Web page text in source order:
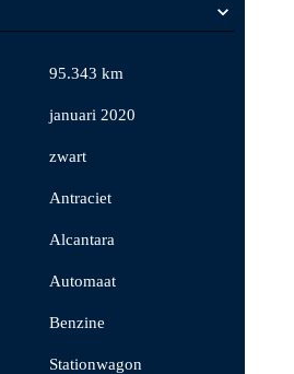
95.343 km
januari 2020
zwart
Antraciet
Alcantara
Automaat
Benzine
Stationwagon